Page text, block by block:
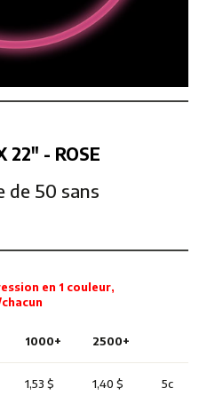
22″ - ROSE
de 50 sans
en 1 couleur,
1000+ 2500+
1,53 $ 1,40 $
5c